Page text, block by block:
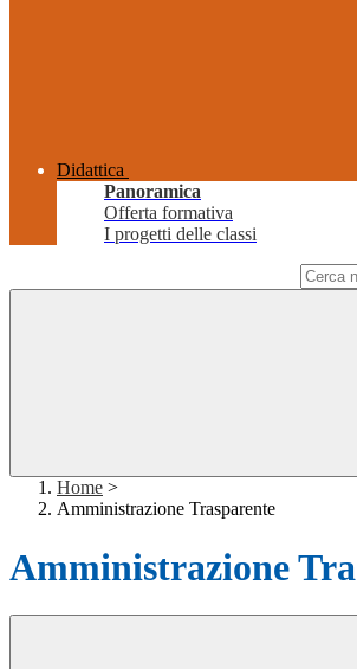
Didattica
Panoramica
Offerta formativa
I progetti delle classi
Home >
Amministrazione Trasparente
Amministrazione